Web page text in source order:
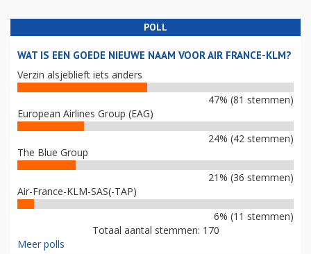
POLL
WAT IS EEN GOEDE NIEUWE NAAM VOOR AIR FRANCE-KLM?
Verzin alsjeblieft iets anders
47% (81 stemmen)
European Airlines Group (EAG)
24% (42 stemmen)
The Blue Group
21% (36 stemmen)
Air-France-KLM-SAS(-TAP)
6% (11 stemmen)
Totaal aantal stemmen: 170
Meer polls